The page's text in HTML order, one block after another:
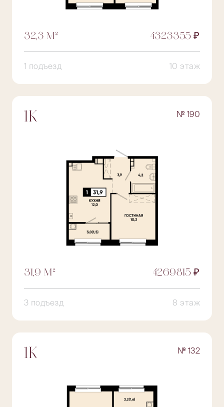
32,3 М² 4323355 ₽
1 подъезд 10 этаж
1К № 190
31,9 М² 4269815 ₽
3 подъезд 8 этаж
1К № 132